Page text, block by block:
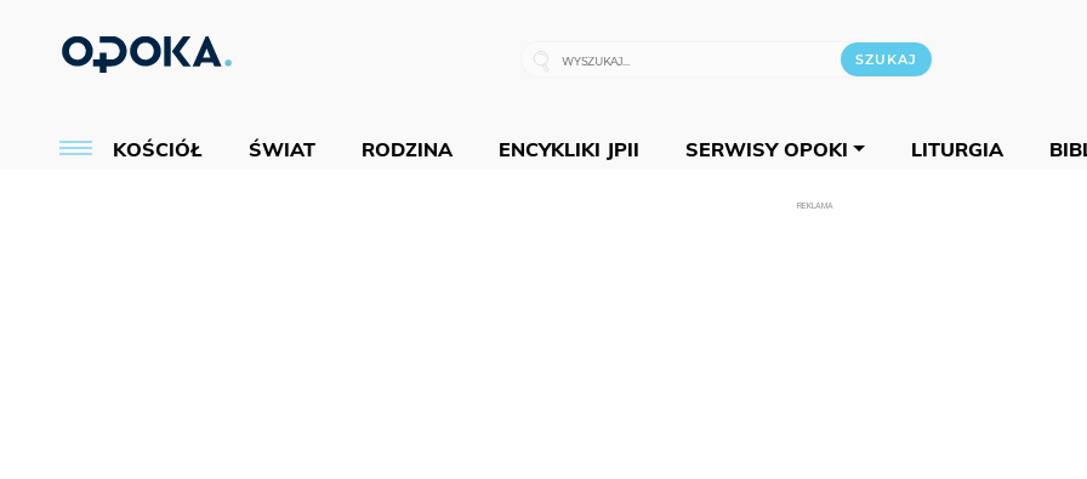
KOŚCIÓŁ ŚWIAT RODZINA ENCYKLIKI JPII SERWISY OPOKI LITURGIA
REKLAMA